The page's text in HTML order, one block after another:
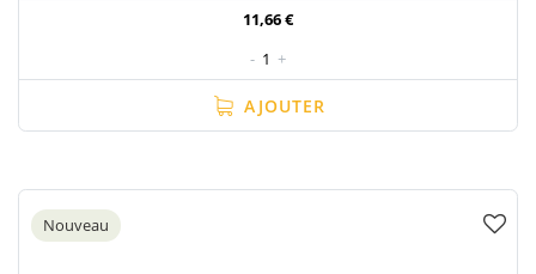
11,66 €
- 1 +
AJOUTER
Nouveau